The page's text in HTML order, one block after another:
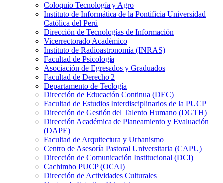
Coloquio Tecnología y Agro
Instituto de Informática de la Pontificia Universidad
Católica del Perú
Dirección de Tecnologías de Información
Vicerrectorado Académico
Instituto de Radioastronomía (INRAS)
Facultad de Psicología
Asociación de Egresados y Graduados
Facultad de Derecho 2
Departamento de Teología
Dirección de Educación Continua (DEC)
Facultad de Estudios Interdisciplinarios de la PUCP
Dirección de Gestión del Talento Humano (DGTH)
Dirección Académica de Planeamiento y Evaluación
(DAPE)
Facultad de Arquitectura y Urbanismo
Centro de Asesoría Pastoral Universitaria (CAPU)
Dirección de Comunicación Institucional (DCI)
Cachimbo PUCP (OCAI)
Dirección de Actividades Culturales